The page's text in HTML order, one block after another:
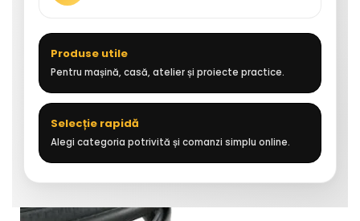
Produse utile
Pentru mașină, casă, atelier și proiecte practice.
Selecție rapidă
Alegi categoria potrivită și comanzi simplu online.